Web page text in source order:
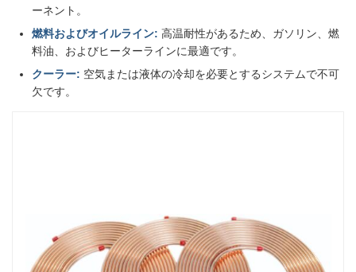
ーネント。
燃料およびオイルライン: 高温耐性があるため、ガソリン、燃
料油、およびヒーターラインに最適です。
クーラー: 空気または液体の冷却を必要とするシステムで不可
欠です。